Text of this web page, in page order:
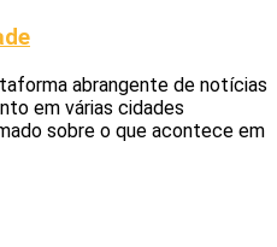
abrangente de notícias
em várias cidades
sobre o que acontece em